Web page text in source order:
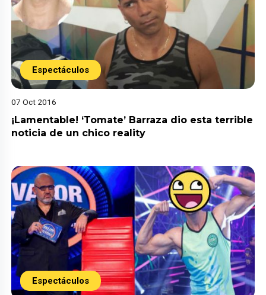
Espectáculos
07 Oct 2016
¡Lamentable! ‘Tomate’ Barraza dio esta terrible
noticia de un chico reality
Espectáculos